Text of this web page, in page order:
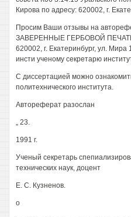
Кирова по адресу: 620002, г.
Просим Ваши отзывы на
ЗАВЕРЕННЫЕ ГЕРБОВОЙ
620002, г. Екатеринбург, ул. Мира
инсти ученому секретарю
С диссертацией можно
политехнического института.
Автореферат разослан
„ 23.
1991 г.
Ученый секретарь
технических наук, доцент
Е. С. Кузненов.
о